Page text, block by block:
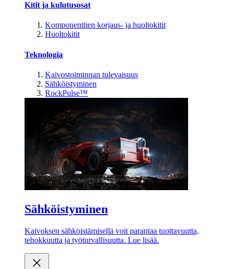
Kitit ja kulutusosat
Komponenttien korjaus- ja huoltokitit
Huoltokitit
Teknologia
Kaivostoiminnan tulevaisuus
Sähköistyminen
RockPulse™
Sähköistyminen
Kaivoksen sähköistämisellä voit parantaa tuottavuutta,
tehokkuutta ja työturvallisuutta. Lue lisää.